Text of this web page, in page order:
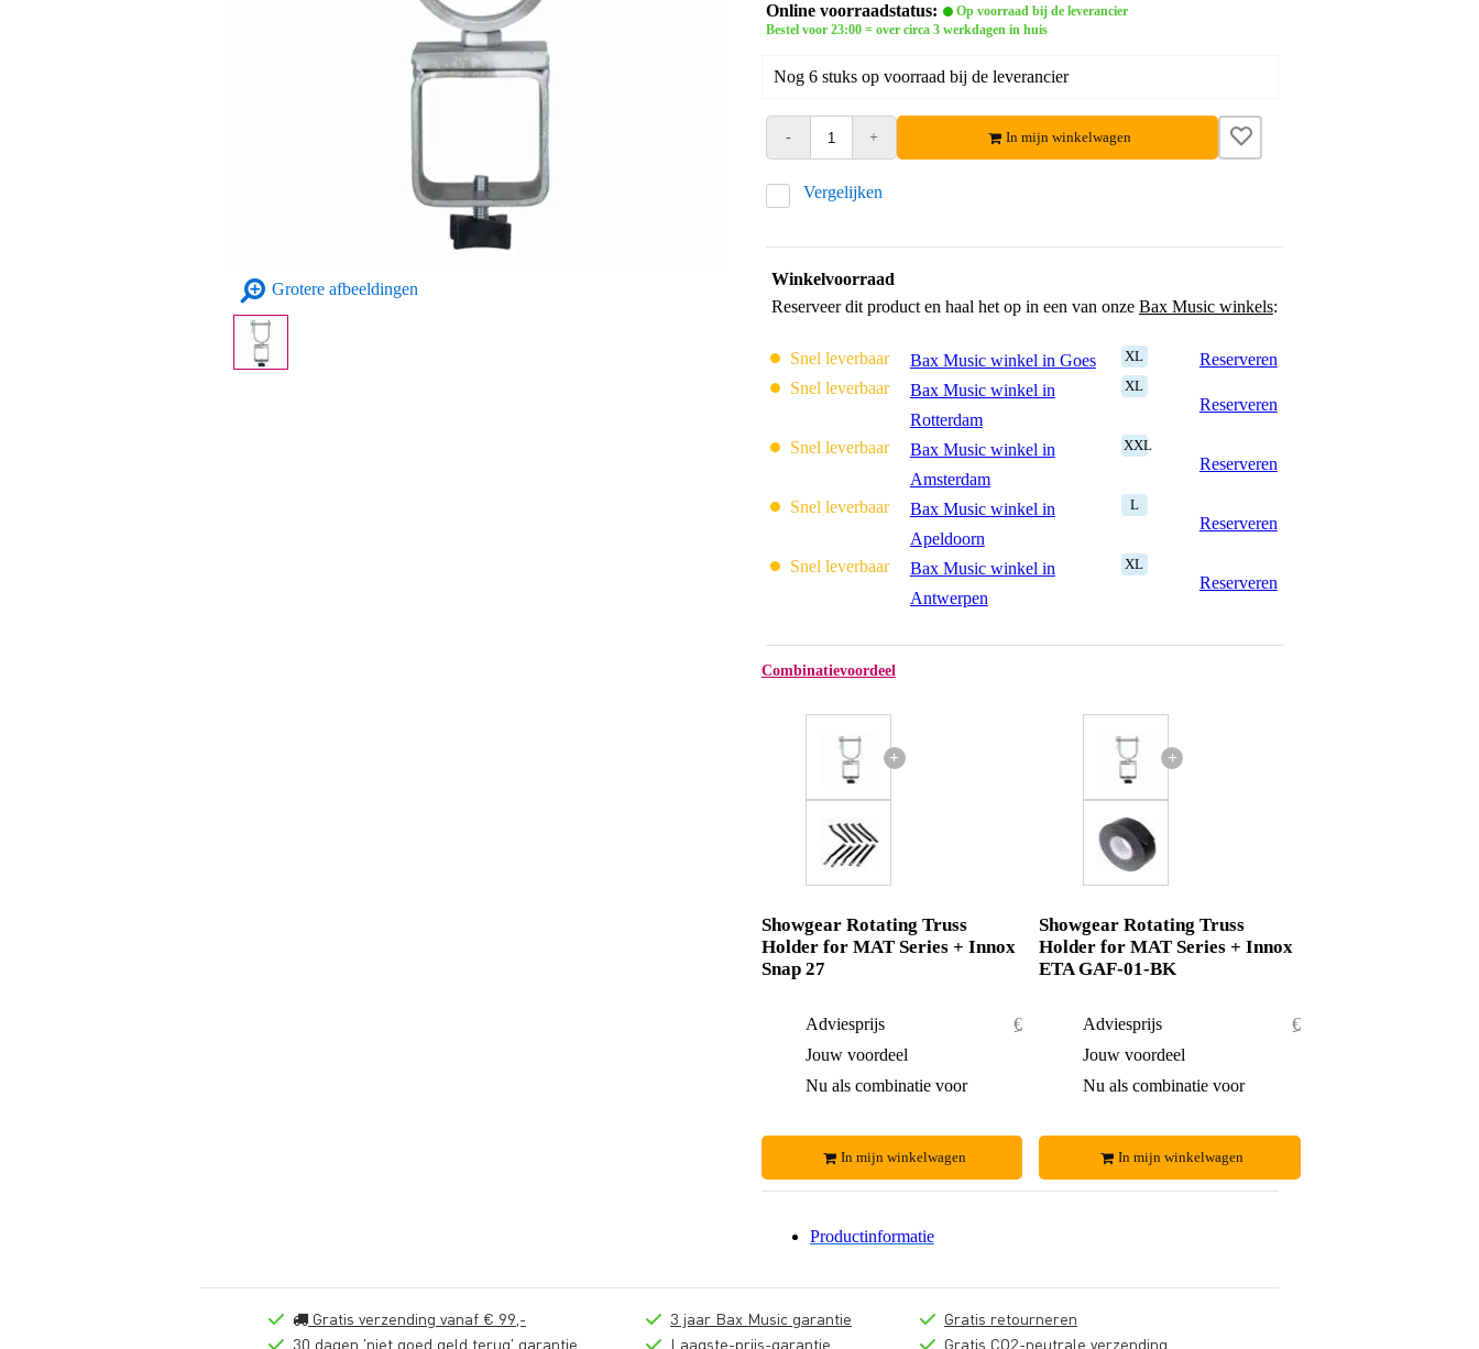
Grotere afbeeldingen
Online voorraadstatus:
Op voorraad bij de leverancier
Bestel voor 23:00 = over circa 3 werkdagen in huis
Nog 6 stuks op voorraad bij de leverancier
- + In mijn winkelwagen
Vergelijken
Winkelvoorraad
Reserveer dit product en haal het op in een van onze Bax Music winkels:
Snel leverbaar Bax Music winkel in Goes XL
Reserveren
Snel leverbaar
Bax Music winkel in
Rotterdam
XL
Reserveren
Snel leverbaar
Bax Music winkel in
Amsterdam
XXL
Reserveren
Snel leverbaar
Bax Music winkel in
Apeldoorn
L
Reserveren
Snel leverbaar
Bax Music winkel in
Antwerpen
XL
Reserveren
Combinatievoordeel
+
Showgear Rotating Truss
Holder for MAT Series + Innox
Snap 27
Adviesprijs
€ 94,50
Jouw voordeel
Nu als combinatie voor
In mijn winkelwagen
+
Showgear Rotating Truss
Holder for MAT Series + Innox
ETA GAF-01-BK
Adviesprijs
€ 98,50
Jouw voordeel
Nu als combinatie voor
In mijn winkelwagen
Productinformatie
Gratis verzending vanaf € 99,-
30 dagen 'niet goed geld terug' garantie
3 jaar Bax Music garantie
Laagste-prijs-garantie
Gratis retourneren
Gratis CO2-neutrale verzending